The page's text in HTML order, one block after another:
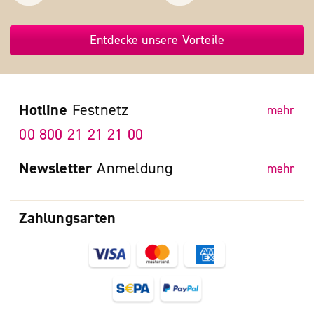
Entdecke unsere Vorteile
Zahlungsarten
Hotline Festnetz mehr
00 800 21 21 21 00
Newsletter Anmeldung mehr